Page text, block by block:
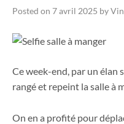
Posted on 7 avril 2025 by
Ce week-end, par un élan
rangé et repeint la salle à
On en a profité pour